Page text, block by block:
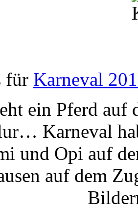
für Karneval
ein Pferd auf
Karneval
und Opi auf
auf dem